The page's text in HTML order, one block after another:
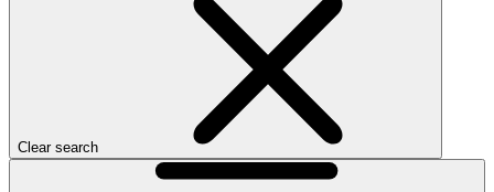
Clear search